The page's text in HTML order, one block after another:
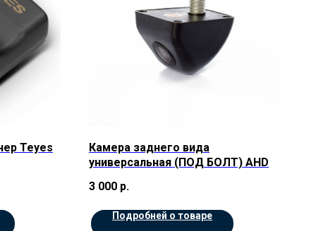
Teyes
Камера заднего вида
универсальная (ПОД БОЛТ) AHD
3 000 р.
Подробней о товаре